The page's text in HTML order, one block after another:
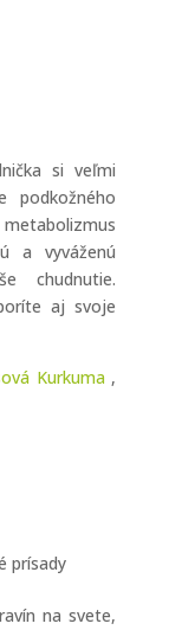
si veľmi
podkožného
a vyváženú
chudnutie.
aj svoje
Kurkuma,
prísady
na svete,